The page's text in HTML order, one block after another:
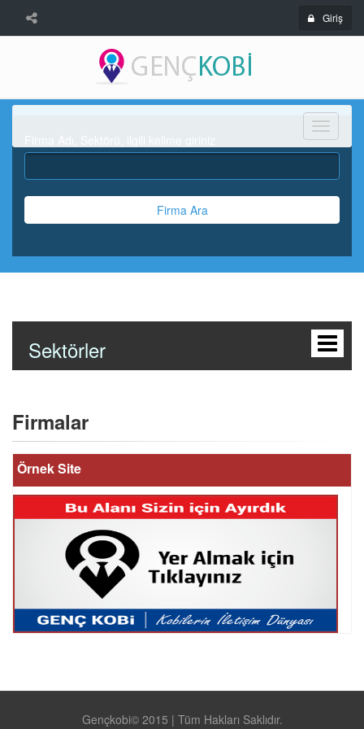
Giriş
Menü
Firma Ara
Sektörler
Firmalar
Örnek Site
Gençkobi© 2015 | Tüm Hakları Saklıdır.